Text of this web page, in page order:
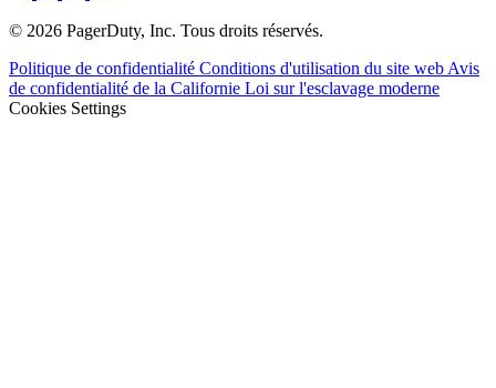
© 2026 PagerDuty, Inc. Tous droits réservés.
Politique de confidentialité Conditions d'utilisation du site web Avis
de confidentialité de la Californie Loi sur l'esclavage moderne
Cookies Settings